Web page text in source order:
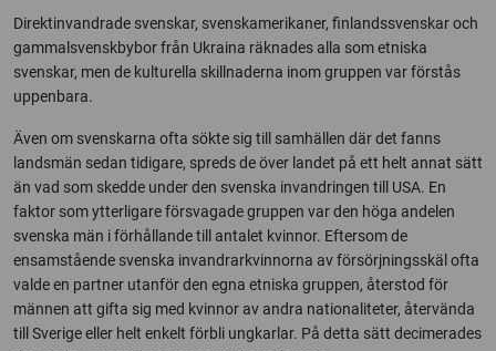
Direktinvandrade svenskar, svenskamerikaner, finlandssvenskar och
gammalsvenskbybor från Ukraina räknades alla som etniska
svenskar, men de kulturella skillnaderna inom gruppen var förstås
uppenbara.
Även om svenskarna ofta sökte sig till samhällen där det fanns
landsmän sedan tidigare, spreds de över landet på ett helt annat sätt
än vad som skedde under den svenska invandringen till USA. En
faktor som ytterligare försvagade gruppen var den höga andelen
svenska män i förhållande till antalet kvinnor. Eftersom de
ensamstående svenska invandrarkvinnorna av försörjningsskäl ofta
valde en partner utanför den egna etniska gruppen, återstod för
männen att gifta sig med kvinnor av andra nationaliteter, återvända
till Sverige eller helt enkelt förbli ungkarlar. På detta sätt decimerades